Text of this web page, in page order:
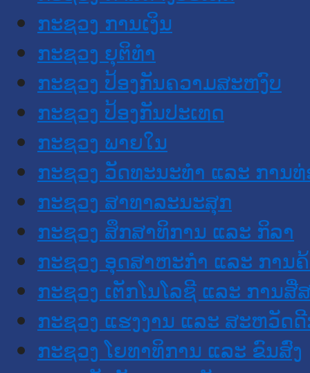
ກະຊວງ ການເງິນ
ກະຊວງ ຍຸຕິທໍາ
ກະຊວງ ປ້ອງກັນຄວາມສະຫງົບ
ກະຊວງ ປ້ອງກັນປະເທດ
ກະຊວງ ພາຍໃນ
ກະຊວງ ວັດທະນະທຳ ແລະ ການ
ກະຊວງ ສາທາລະນະສຸກ
ກະຊວງ ສຶກສາທິການ ແລະ ກິລາ
ກະຊວງ ອຸດສາຫະກຳ ແລະ ການ
ກະຊວງ ເຕັກໂນໂລຊີ ແລະ ການສື່
ກະຊວງ ແຮງງານ ແລະ ສະຫວັດ
ກະຊວງ ໂຍທາທິການ ແລະ ຂົນສົ່ງ